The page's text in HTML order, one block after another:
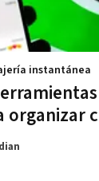
organizar
instantánea